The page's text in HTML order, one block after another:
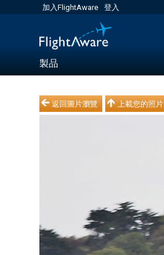
加入FlightAware 登入
製品
返回圖片瀏覽 上載您的照片